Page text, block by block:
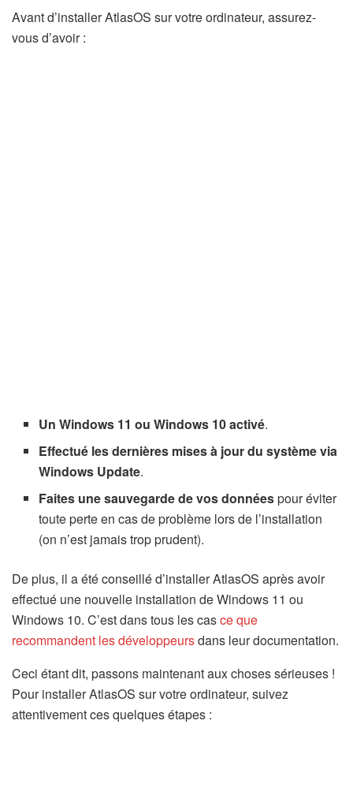
Avant d’installer AtlasOS sur votre ordinateur, assurez-
vous d’avoir :
Un Windows 11 ou Windows 10 activé.
Effectué les dernières mises à jour du système via
Windows Update.
Faites une sauvegarde de vos donnéespour éviter
toute perte en cas de problème lors de l’installation
(on n’est jamais trop prudent).
De plus, il a été conseillé d’installer AtlasOS après avoir
effectué une nouvelle installation de Windows 11 ou
Windows 10. C’est dans tous les casce que
recommandent les développeursdans leur documentation.
Ceci étant dit, passons maintenant aux choses sérieuses !
Pour installer AtlasOS sur votre ordinateur, suivez
attentivement ces quelques étapes :